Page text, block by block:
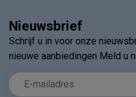
Nieuwsbrief
Schrijf u in voor onze
nieuwe aanbiedingen Meld u